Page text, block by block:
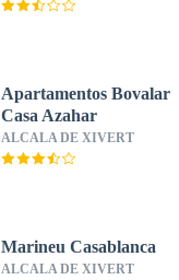
Apartamentos Bovalar
Casa Azahar
ALCALA DE XIVERT
Marineu Casablanca
ALCALA DE XIVERT